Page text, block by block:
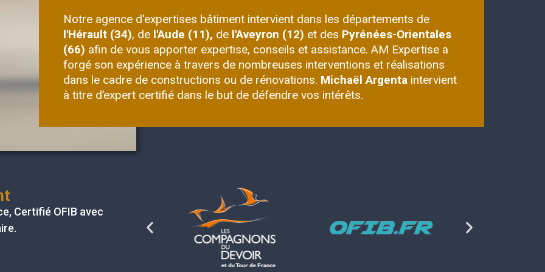
Notre agence d'expertises bâtiment intervient dans les départements de
l'Hérault (34), de l'Aude (11), de l'Aveyron (12) et des Pyrénées-Orientales
(66) afin de vous apporter expertise, conseils et assistance. AM Expertise a
forgé son expérience à travers de nombreuses interventions et réalisations
dans le cadre de constructions ou de rénovations. Michaël Argenta intervient
à titre d’expert certifié dans le but de défendre vos intérêts.
, Certifié OFIB avec